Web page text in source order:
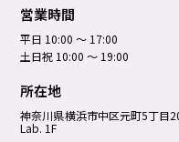
営業時間
平日 10:00 ～ 17:00
土日祝 10:00 ～ 19:00
所在地
神奈川県横浜市中区元町5丁⽬
Lab. 1F